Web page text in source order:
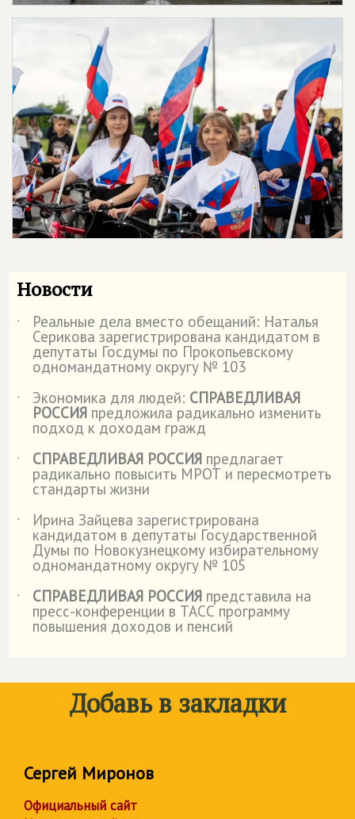
Новости
˙ Реальные дела вместо обещаний: Наталья
Серикова зарегистрирована кандидатом в
депутаты Госдумы по Прокопьевскому
одномандатному округу № 103
˙
Экономика для людей: СПРАВЕДЛИВАЯ
РОССИЯ предложила радикально изменить
подход к доходам гражд
˙
СПРАВЕДЛИВАЯ РОССИЯ предлагает
радикально повысить МРОТ и пересмотреть
стандарты жизни
˙
Ирина Зайцева зарегистрирована
кандидатом в депутаты Государственной
Думы по Новокузнецкому избирательному
одномандатному округу № 105
˙
СПРАВЕДЛИВАЯ РОССИЯ представила на
пресс-конференции в ТАСС программу
повышения доходов и пенсий
Добавь в закладки
Сергей Миронов
Официальный сайт